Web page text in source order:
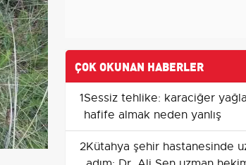
ÇOK OKUNAN HABERLER
1Sessiz tehlike: karaciğer
hafife almak neden yanlış
2Kütahya şehir hastanesinde